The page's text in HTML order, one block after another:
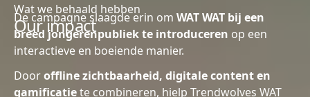
Wat we behaald hebben
Our impact
De campagne slaagde erin om WAT WAT bij een
breed jongerenpubliek te introduceren op een
interactieve en boeiende manier.
Dooroffline zichtbaarheid, digitale content en
gamificatiete combineren, hielp Trendwolves WAT